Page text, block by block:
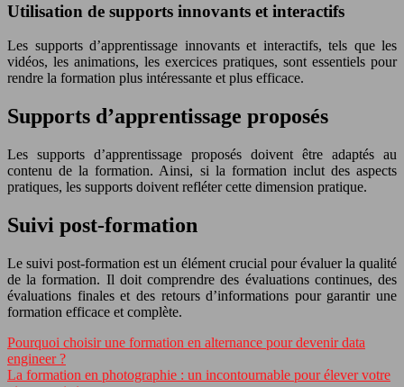
Utilisation de supports innovants et interactifs
Les supports d’apprentissage innovants et interactifs, tels que les
vidéos, les animations, les exercices pratiques, sont essentiels pour
rendre la formation plus intéressante et plus efficace.
Supports d’apprentissage proposés
Les supports d’apprentissage proposés doivent être adaptés au
contenu de la formation. Ainsi, si la formation inclut des aspects
pratiques, les supports doivent refléter cette dimension pratique.
Suivi post-formation
Le suivi post-formation est un élément crucial pour évaluer la qualité
de la formation. Il doit comprendre des évaluations continues, des
évaluations finales et des retours d’informations pour garantir une
formation efficace et complète.
Pourquoi choisir une formation en alternance pour devenir data
engineer ?
La formation en photographie : un incontournable pour élever votre